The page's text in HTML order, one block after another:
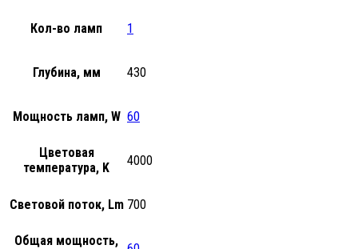
Кол-во ламп 1
Глубина, мм 430
Мощность ламп, W 60
Цветовая
температура, K
4000
Световой поток, Lm 700
Общая мощность,